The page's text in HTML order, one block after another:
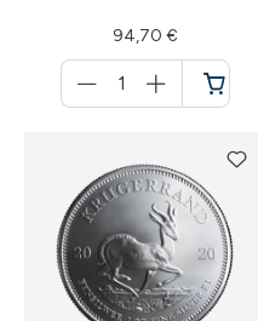
94,70 €
für
Warenkorb